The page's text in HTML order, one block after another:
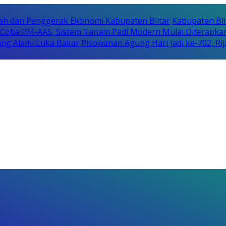
dan Penggerak Ekonomi Kabupaten Blitar Kabupaten
PM-AAS, Sistem Tanam Padi Modern Mulai
Alami Luka Bakar Pisowanan Agung Hari Jadi ke-702,